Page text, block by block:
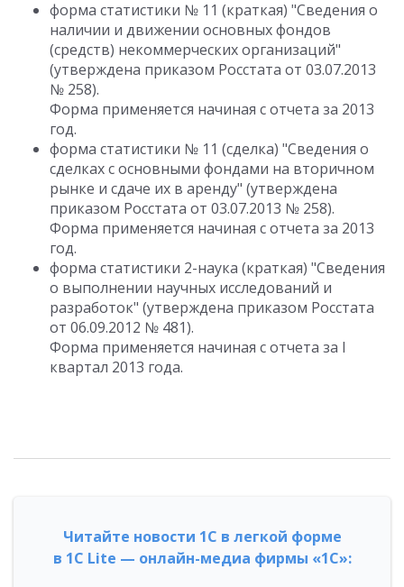
форма статистики № 11 (краткая) "Сведения о
наличии и движении основных фондов
(средств) некоммерческих организаций"
(утверждена приказом Росстата от 03.07.2013
№ 258).
Форма применяется начиная с отчета за 2013
год.
форма статистики № 11 (сделка) "Сведения о
сделках с основными фондами на вторичном
рынке и сдаче их в аренду" (утверждена
приказом Росстата от 03.07.2013 № 258).
Форма применяется начиная с отчета за 2013
год.
форма статистики 2-наука (краткая) "Сведения
о выполнении научных исследований и
разработок" (утверждена приказом Росстата
от 06.09.2012 № 481).
Форма применяется начиная с отчета за I
квартал 2013 года.
Читайте новости 1С в легкой форме
в 1С Lite — онлайн-медиа фирмы «1С»: